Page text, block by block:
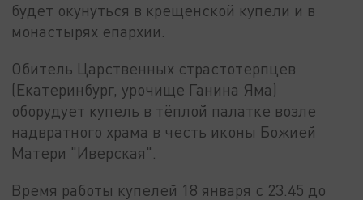
будет окунуться в крещенской купели и в
монастырях епархии.
Обитель Царственных страстотерпцев
(Екатеринбург, урочище Ганина Яма)
оборудует купель в тёплой палатке возле
надвратного храма в честь иконы Божией
Матери "Иверская".
Время работы купелей 18 января с 23.45 до